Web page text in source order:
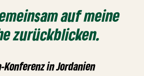
auf meine
zurückblicken.
Konferenz in Jordanien